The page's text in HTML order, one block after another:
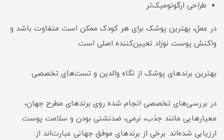
طراحی ارگونومیک‌تر
در عمل، بهترین پوشک برای هر کودک ممکن است متفاوت باشد و
واکنش پوست نوزاد تعیین‌کننده اصلی است.
بهترین برندهای پوشک از نگاه والدین و تست‌های تخصصی
در بررسی‌های تخصصی انجام شده روی برندهای مطرح جهان،
معیارهایی مانند جذب، نرمی، ضدنشتی بودن و سلامت پوست
ارزیابی شده‌اند. برخی از برندهای موفق جهانی عبارت‌اند از: